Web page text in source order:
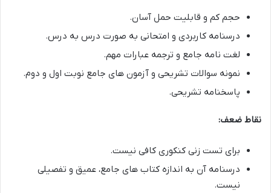
حجم کم و قابلیت حمل آسان.
درسنامه کاربردی و امتحانی به صورت درس به درس.
لغت نامه جامع و ترجمه عبارات مهم.
نمونه سوالات تشریحی و آزمون های جامع نوبت اول و دوم.
پاسخنامه تشریحی.
نقاط ضعف:
برای تست زنی کنکوری کافی نیست.
درسنامه آن به اندازه کتاب های جامع، عمیق و تفصیلی
نیست.